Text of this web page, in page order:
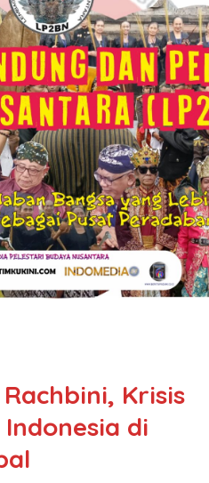
Krisis
di